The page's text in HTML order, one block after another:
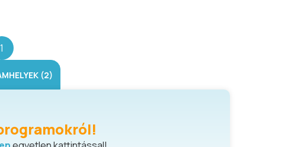
1
(2)